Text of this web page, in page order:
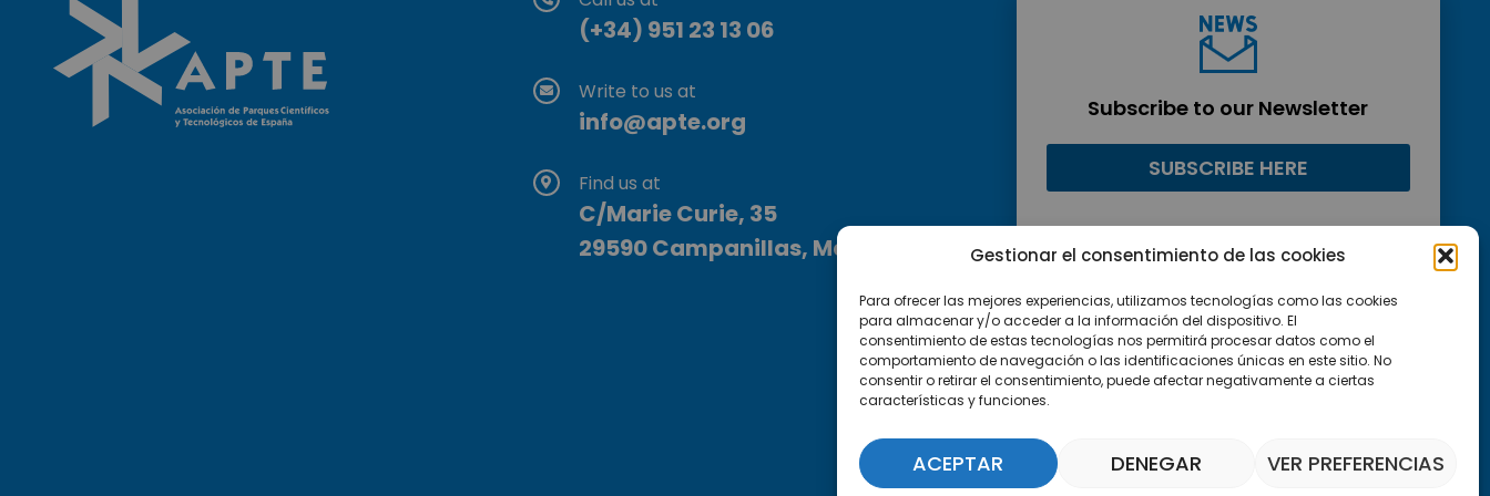
Gestionar el consentimiento de las cookies
Para ofrecer las mejores experiencias, utilizamos tecnologías como las cookies
para almacenar y/o acceder a la información del dispositivo. El
consentimiento de estas tecnologías nos permitirá procesar datos como el
comportamiento de navegación o las identificaciones únicas en este sitio. No
consentir o retirar el consentimiento, puede afectar negativamente a ciertas
características y funciones.
ACEPTAR DENEGAR VER PREFERENCIAS
(+34) 951 23 13 06
Write to us at
info@apte.org
Find us at
C/Marie Curie, 35
29590 Campanillas, Málaga
Subscribe to our Newsletter
SUBSCRIBE HERE